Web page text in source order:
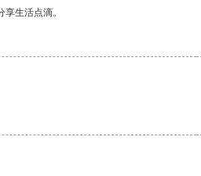
生活点滴。